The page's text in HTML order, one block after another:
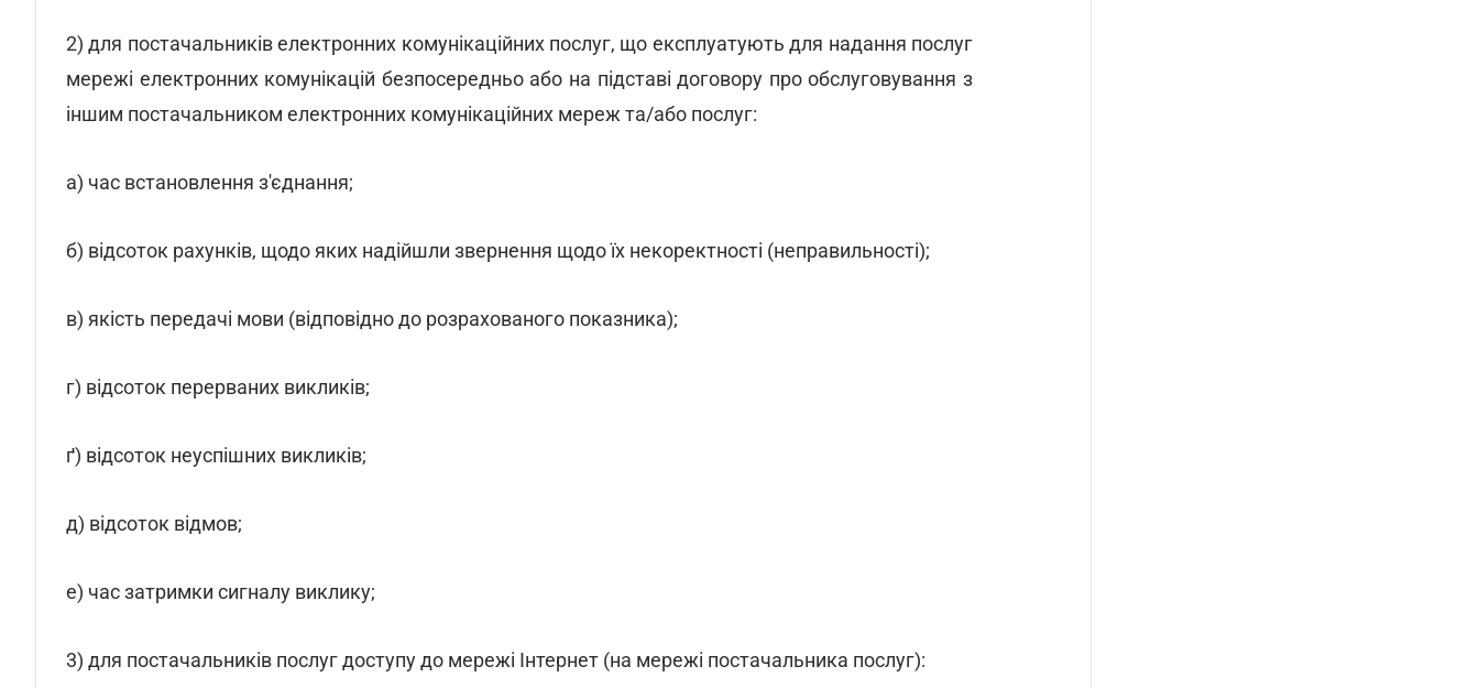
2) для постачальників електронних комунікаційних послуг, що експлуатують для надання послуг
мережі електронних комунікацій безпосередньо або на підставі договору про обслуговування з
іншим постачальником електронних комунікаційних мереж та/або послуг:
а) час встановлення з'єднання;
б) відсоток рахунків, щодо яких надійшли звернення щодо їх некоректності (неправильності);
в) якість передачі мови (відповідно до розрахованого показника);
г) відсоток перерваних викликів;
ґ) відсоток неуспішних викликів;
д) відсоток відмов;
е) час затримки сигналу виклику;
3) для постачальників послуг доступу до мережі Інтернет (на мережі постачальника послуг):